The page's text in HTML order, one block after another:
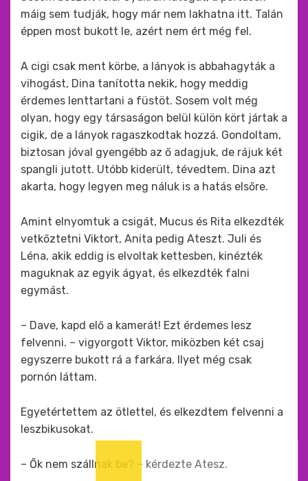
máig sem tudják, hogy már nem lakhatna itt. Talán
éppen most bukott le, azért nem ért még fel.
A cigi csak ment körbe, a lányok is abbahagyták a
vihogást, Dina tanította nekik, hogy meddig
érdemes lenttartani a füstöt. Sosem volt még
olyan, hogy egy társaságon belül külön kört jártak a
cigik, de a lányok ragaszkodtak hozzá. Gondoltam,
biztosan jóval gyengébb az ő adagjuk, de rájuk két
spangli jutott. Utóbb kiderült, tévedtem. Dina azt
akarta, hogy legyen meg náluk is a hatás elsőre.
Amint elnyomtuk a csigát, Mucus és Rita elkezdték
vetkőztetni Viktort, Anita pedig Ateszt. Juli és
Léna, akik eddig is elvoltak kettesben, kinézték
maguknak az egyik ágyat, és elkezdték falni
egymást.
– Dave, kapd elő a kamerát! Ezt érdemes lesz
felvenni. – vigyorgott Viktor, miközben két csaj
egyszerre bukott rá a farkára. Ilyet még csak
pornón láttam.
Egyetértettem az ötlettel, és elkezdtem felvenni a
leszbikusokat.
– Ők nem szállnak be? – kérdezte Atesz.